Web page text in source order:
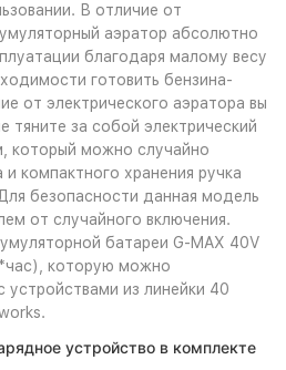
В отличие от
аэратор абсолютно
благодаря малому весу
готовить бензина-
от электрического аэратора вы
тяните за собой электрический
который можно случайно
компактного хранения ручка
безопасности данная модель
от случайного включения.
батареи G-MAX 40V
которую можно
устройствами из линейки 40
устройство в комплекте